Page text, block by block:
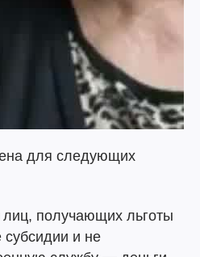
для следующих
лиц, получающих льготы
и не